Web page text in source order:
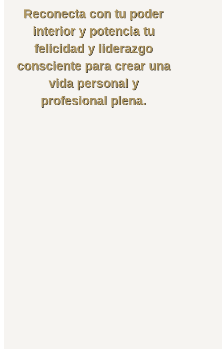
Reconecta con tu poder
interior y potencia tu
felicidad y liderazgo
consciente para crear una
vida personal y
profesional plena.